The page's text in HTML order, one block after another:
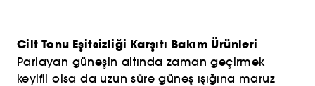
Cilt Tonu Eşitsizliği Karşıtı Bakım Ürünleri
Parlayan güneşin altında zaman geçirmek
keyifli olsa da uzun süre güneş ışığına maruz